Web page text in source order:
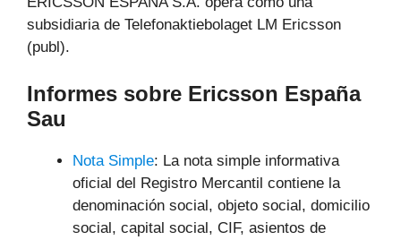
subsidiaria de Telefonaktiebolaget LM Ericsson
(publ).
Informes sobre Ericsson España
Sau
Nota Simple: La nota simple informativa
oficial del Registro Mercantil contiene la
denominación social, objeto social, domicilio
social, capital social, CIF, asientos de